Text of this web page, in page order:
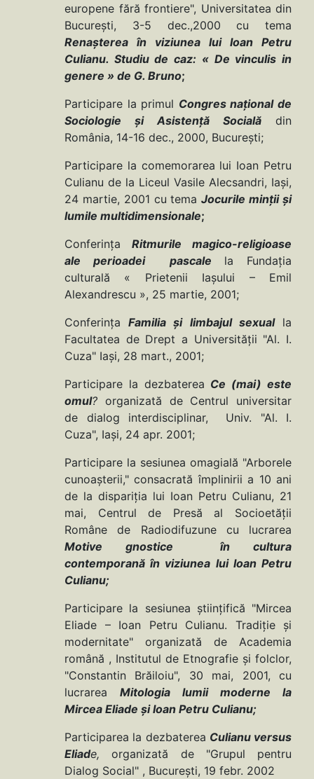
europene fără frontiere", Universitatea din
Bucureşti, 3-5 dec.,2000 cu tema
Renaşterea în viziunea lui Ioan Petru
Culianu. Studiu de caz: « De vinculis in
genere » de G. Bruno;
Participare la primul Congres naţional de
Sociologie şi Asistenţă Socială din
România, 14-16 dec., 2000, Bucureşti;
Participare la comemorarea lui Ioan Petru
Culianu de la Liceul Vasile Alecsandri, Iaşi,
24 martie, 2001 cu temaJocurile minţii şi
lumile multidimensionale;
Conferinţa Ritmurile magico-religioase
ale perioadei pascale la Fundaţia
culturală « Prietenii Iaşului – Emil
Alexandrescu », 25 martie, 2001;
ConferinţaFamilia şi limbajul sexualla
Facultatea de Drept a Universităţii "Al. I.
Cuza" Iaşi, 28 mart., 2001;
Participare la dezbaterea Ce (mai) este
omul? organizată de Centrul universitar
de dialog interdisciplinar, Univ. "Al. I.
Cuza", Iaşi, 24 apr. 2001;
Participare la sesiunea omagială "Arborele
cunoaşterii," consacrată împlinirii a 10 ani
de la dispariţia lui Ioan Petru Culianu, 21
mai, Centrul de Presă al Socioetăţii
Române de Radiodifuzune cu lucrarea
Motive gnostice în cultura
contemporană în viziunea lui Ioan Petru
Culianu;
Participare la sesiunea ştiinţifică "Mircea
Eliade – Ioan Petru Culianu. Tradiţie şi
modernitate" organizată de Academia
română , Institutul de Etnografie şi folclor,
"Constantin Brăiloiu", 30 mai, 2001, cu
lucrarea Mitologia lumii moderne la
Mircea Eliade şi Ioan Petru Culianu;
Participarea la dezbaterea Culianu versus
Eliade, organizată de "Grupul pentru
Dialog Social" , Bucureşti, 19 febr. 2002